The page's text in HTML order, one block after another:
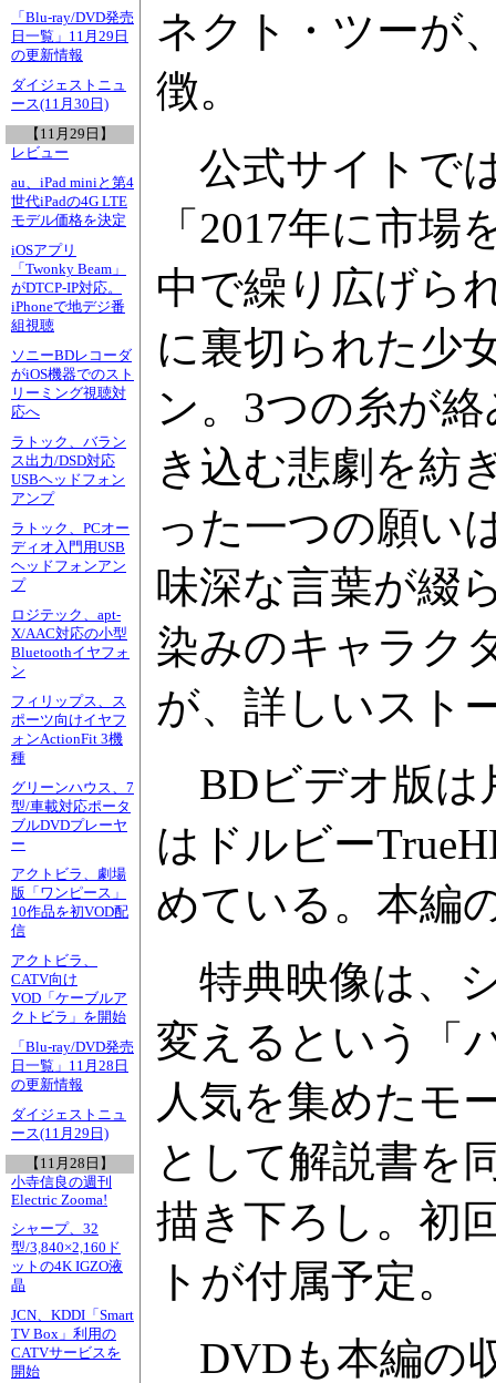
「Blu-ray/DVD発売
日一覧」11月29日
の更新情報
ダイジェストニュ
ース(11月30日)
【11月29日】
レビュー
au、iPad miniと第4
世代iPadの4G LTE
モデル価格を決定
iOSアプリ
「Twonky Beam」
がDTCP-IP対応。
iPhoneで地デジ番
組視聴
ソニーBDレコーダ
がiOS機器でのスト
リーミング視聴対
応へ
ラトック、バラン
ス出力/DSD対応
USBヘッドフォン
アンプ
ラトック、PCオー
ディオ入門用USB
ヘッドフォンアン
プ
ロジテック、apt-
X/AAC対応の小型
Bluetoothイヤフォ
ン
フィリップス、ス
ポーツ向けイヤフ
ォンActionFit 3機
種
グリーンハウス、7
型/車載対応ポータ
ブルDVDプレーヤ
ー
アクトビラ、劇場
版「ワンピース」
10作品を初VOD配
信
アクトビラ、
CATV向け
VOD「ケーブルア
クトビラ」を開始
「Blu-ray/DVD発売
日一覧」11月28日
の更新情報
ダイジェストニュ
ース(11月29日)
【11月28日】
小寺信良の週刊
Electric Zooma!
シャープ、32
型/3,840×2,160ド
ットの4K IGZO液
晶
JCN、KDDI「Smart
TV Box」利用の
CATVサービスを
開始
ネクト・ツーが
徴。
公式サイトで
「2017年に市
中で繰り広げら
に裏切られた少
ン。3つの糸が
き込む悲劇を紡
った一つの願い
味深な言葉が綴
染みのキャラク
が、詳しいスト
BDビデオ版は
はドルビー
めている。本編
特典映像は、
変えるという「
人気を集めたモ
として解説書を
描き下ろし。初
トが付属予定。
DVDも本編の